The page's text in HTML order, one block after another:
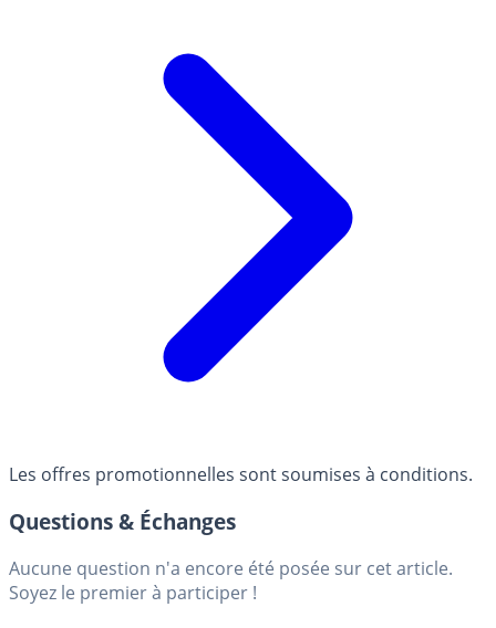
Les offres promotionnelles sont soumises à conditions.
Questions & Échanges
Aucune question n'a encore été posée sur cet article.
Soyez le premier à participer !